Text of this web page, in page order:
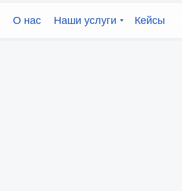
О нас Наши услуги Кейсы